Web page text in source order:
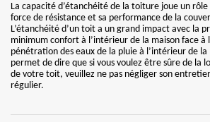
La capacité d’étanchéité de la toiture joue un
force de résistance et sa performance de la
L’étanchéité d’un toit a un grand impact avec la
minimum confort à l’intérieur de la maison face à
pénétration des eaux de la pluie à l’intérieur de la
permet de dire que si vous voulez être sûre de la
de votre toit, veuillez ne pas négliger son
régulier.